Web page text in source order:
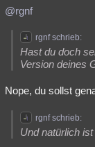
@rgnf
rgnf schrieb:
Hast du doch
Version deines
Nope, du sollst
rgnf schrieb:
Und natürlich